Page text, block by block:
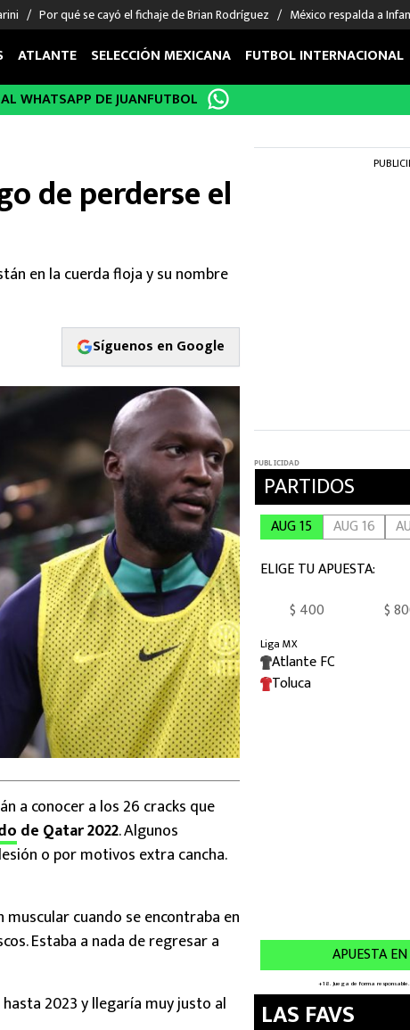
Por qué se cayó el fichaje de Brian Rodríguez México respalda a
FIGURAS
Sergio Ramos
DEPORTES
Boxeo
NBA
ATLANTE SELECCIÓN MEXICANA FUTBOL INTERNACIONAL
WHATSAPP DE JUANFUTBOL
de perderse el
en la cuerda floja y su nombre
Síguenos en Google
a conocer a los 26 cracks que
de Qatar 2022. Algunos
o por motivos extra cancha.
cuando se encontraba en
Estaba a nada de regresar a
hasta 2023 y llegaría muy justo al
LAS FAVS